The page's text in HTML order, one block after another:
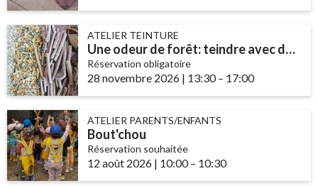
ATELIER TEINTURE
Une odeur de forêt: teindre avec des champignons et des lichens
Réservation obligatoire
28 novembre 2026 | 13:30accessibility.time_to
– 17:00
ATELIER PARENTS/ENFANTS
Bout'chou
Réservation souhaitée
12 août 2026 | 10:00accessibility.time_to
– 10:30